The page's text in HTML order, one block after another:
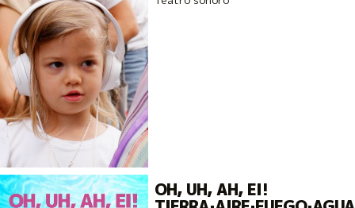
OH, UH, AH, EI!